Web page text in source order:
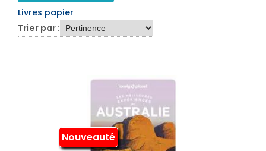
Livres papier
Trier par :
Nouveauté